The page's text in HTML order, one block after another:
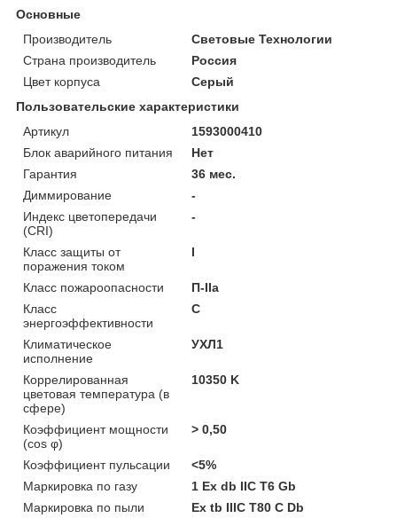
Основные
Производитель
Световые Технологии
Страна производитель
Россия
Цвет корпуса
Серый
Пользовательские характеристики
Артикул
1593000410
Блок аварийного питания
Нет
Гарантия
36 мес.
Диммирование
-
Индекс цветопередачи
(CRI)
-
Класс защиты от
поражения током
I
Класс пожароопасности
П-ІІа
Класс
энергоэффективности
C
Климатическое
исполнение
УХЛ1
Коррелированная
цветовая температура (в
сфере)
10350 K
Коэффициент мощности
(cos φ)
> 0,50
Коэффициент пульсации
<5%
Маркировка по газу
1 Ex db IIC T6 Gb
Маркировка по пыли
Ex tb IIIC T80 C Db